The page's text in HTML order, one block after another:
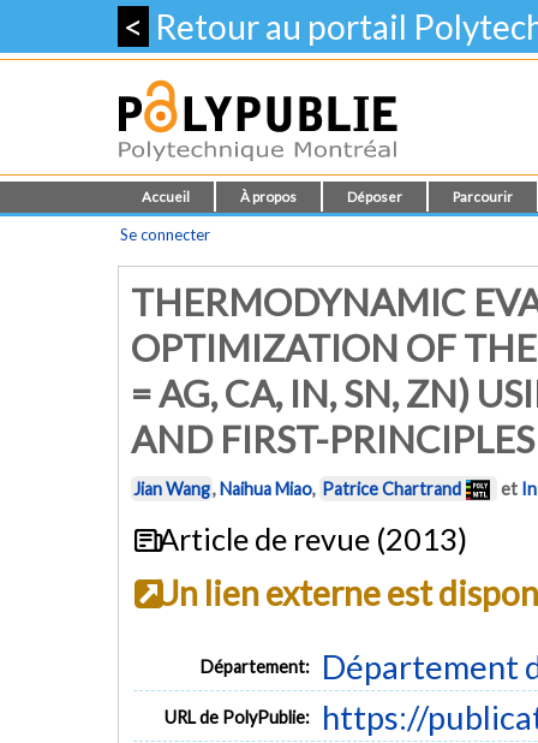
< Retour au portail
Accueil À propos Déposer Parcourir
Se connecter
THERMODYNAMIC
OPTIMIZATION OF
= AG, CA, IN, SN, ZN)
AND FIRST-
Jian Wang,Naihua Miao, Patrice Chartrand et
Article de revue (2013)
Un lien externe est
Département: Département
URL de PolyPublie: https://